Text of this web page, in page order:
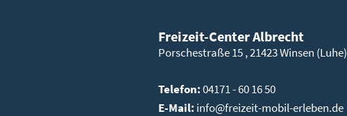
Freizeit-Center Albrecht
Porschestraße 15 , 21423 Winsen (Luhe)
Telefon:04171 - 60 16 50
E-Mail: info@freizeit-mobil-erleben.de